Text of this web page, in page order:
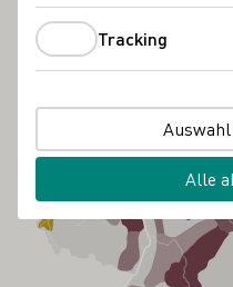
Tracking
Alle